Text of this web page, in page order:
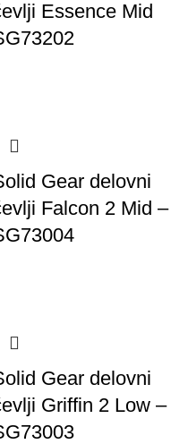
Essence Mid
Gear delovni
Falcon 2 Mid –
Gear delovni
Griffin 2 Low –